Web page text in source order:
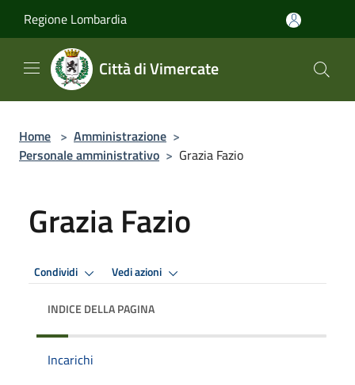
Regione Lombardia
Città di Vimercate
Home > Amministrazione >
Personale amministrativo > Grazia Fazio
Grazia Fazio
Condividi Vedi azioni
INDICE DELLA PAGINA
Incarichi